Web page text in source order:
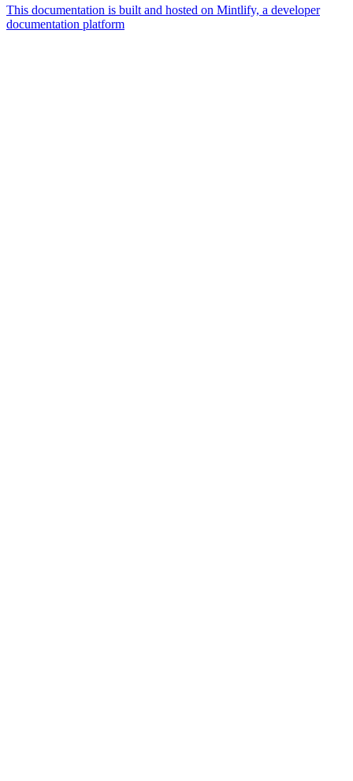
This documentation is built and hosted on Mintlify, a developer
documentation platform